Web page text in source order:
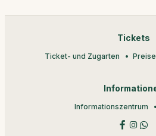
Tickets
Ticket- und Zugarten Preise
Informationszentrum